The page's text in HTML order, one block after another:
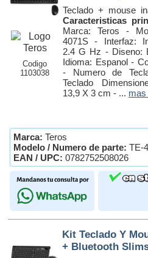
Codigo
1103038
Teclado + mouse
Caracteristicas
Marca: Teros -
4071S - Interfaz:
2.4 G Hz - Diseno:
Idioma: Espanol -
- Numero de
Teclado
13,9 X 3 cm - ... mas
Marca: Teros
Modelo / Numero de parte: TE-
EAN / UPC: 0782752508026
Kit Teclado Y
+ Bluetooth